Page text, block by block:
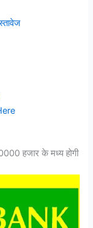
हजार के मध्य होगी